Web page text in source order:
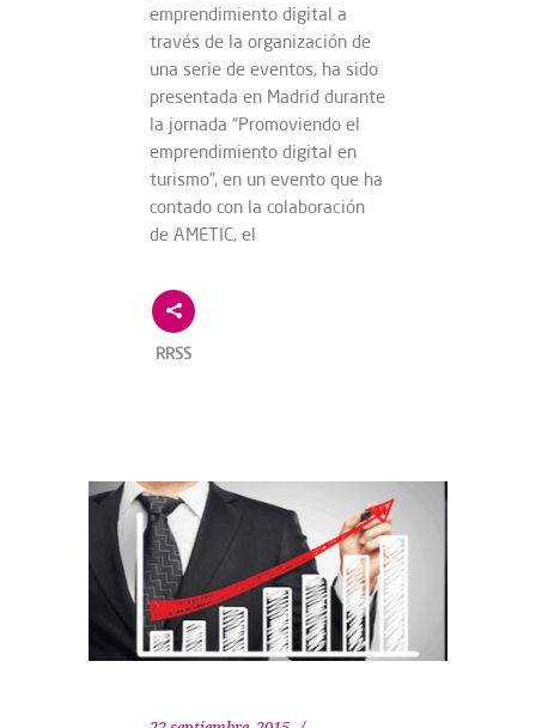
emprendimiento digital a
través de la organización de
una serie de eventos, ha sido
presentada en Madrid durante
la jornada “Promoviendo el
emprendimiento digital en
turismo”, en un evento que ha
contado con la colaboración
de AMETIC, el
RRSS